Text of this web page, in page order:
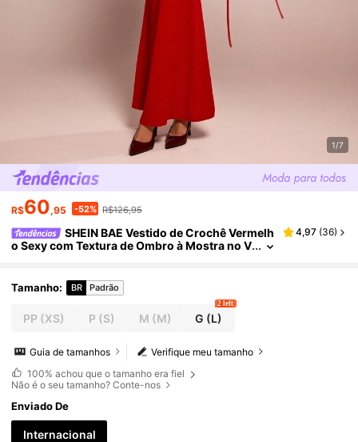
1/7
R$60,95 -52% R$126,95
SHEIN BAE Vestido de Crochê Vermelh
o Sexy com Textura de Ombro à Mostra no V
o com Design de Costas Vazadas, Adequado par
a Coquetel, Encontro Romântico, Vestido de Ca
misa Interna para Outono/Inverno, Festa, Evento
Formal, Noite, Vestido de Convidada de Casame
4,97 (36)
Tamanho: BR Padrão
PP (XS) P (S) M (M) G (L)
2 left
Verifique meu tamanho
Guia de tamanhos
100% achou que o tamanho era fiel
Não é o seu tamanho? Conte-nos
Enviado De
Internacional